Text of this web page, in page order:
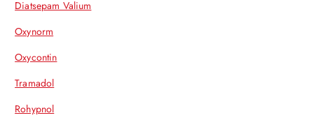
Diatsepam Valium
Oxynorm
Oxycontin
Tramadol
Rohypnol